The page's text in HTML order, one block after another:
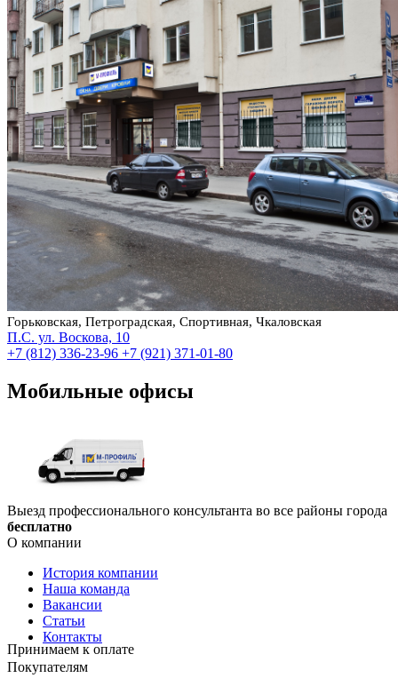
Горьковская, Петроградская, Спортивная, Чкаловская
П.С. ул. Воскова, 10
+7 (812) 336-23-96 +7 (921) 371-01-80
Мобильные офисы
Выезд профессионального консультанта во все районы города
бесплатно
О компании
История компании
Наша команда
Вакансии
Статьи
Контакты
Покупателям
Принимаем к оплате